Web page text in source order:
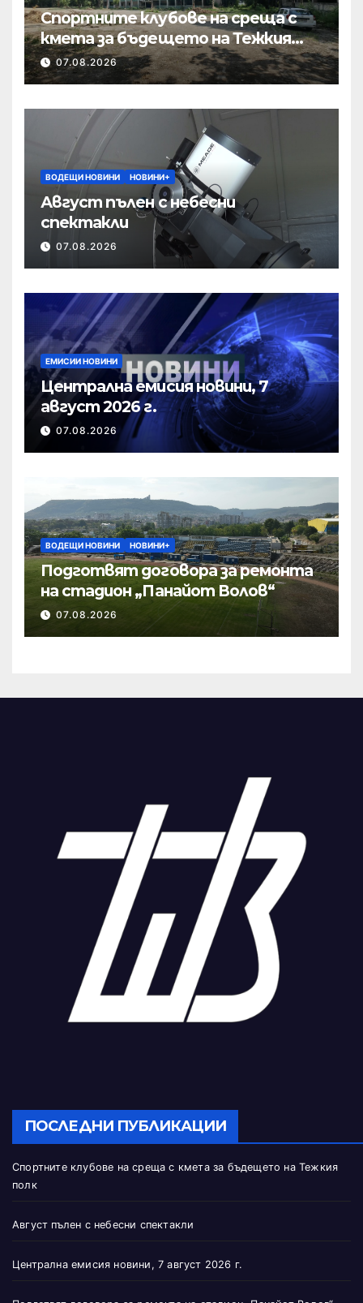
Спортните клубове на среща с
кмета за бъдещето на Тежкия
полк
07.08.2026
ВОДЕЩИ НОВИНИ НОВИНИ+
Август пълен с небесни
спектакли
07.08.2026
ЕМИСИИ НОВИНИ
Централна емисия новини, 7
август 2026 г.
07.08.2026
ВОДЕЩИ НОВИНИ НОВИНИ+
Подготвят договора за ремонта
на стадион „Панайот Волов“
07.08.2026
ПОСЛЕДНИ ПУБЛИКАЦИИ
Спортните клубове на среща с кмета за бъдещето на Тежкия
полк
Август пълен с небесни спектакли
Централна емисия новини, 7 август 2026 г.